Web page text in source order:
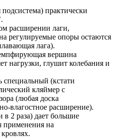
практически
расширении лаги,
регулируемые опоры остаются
лага).
вершина
нагрузки, глушит колебания и
(кстати
кляймер с
(любая доска
влагостное расширение).
в 2 раза) дает большие
применения на